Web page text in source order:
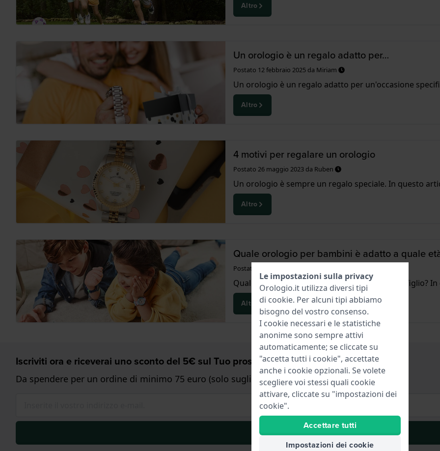
Altro
Un orologio è un regalo adatto per…
Postato 12 febbraio 2025da Miriam
Un orologio è un regalo adatto per un'occasione
Altro
4 motivi per regalare un orologio
Postato 26 maggio 2023da Ruben
Un orologio è sempre un regalo speciale. In questo
Altro
Quale orologio per bambini è adatto a quale
Postato
Quale orologio per bambini è più adatto a tuo figlio?
Altro
Iscriviti ora e riceverai uno sconto del 5€ sul Tuo prossimo orologio.
Da spendere per un ordine di minimo 75 euro (solo sugli orologi)
Iscriviti
Le impostazioni sulla privacy
Orologio.it utilizza diversi tipi
di cookie. Per alcuni tipi abbiamo
bisogno del vostro consenso.
I cookie necessari e le statistiche
anonime sono sempre attivi
automaticamente; se cliccate su
"accetta tutti i cookie", accettate
anche i cookie opzionali. Se volete
scegliere voi stessi quali cookie
attivare, cliccate su "impostazioni dei
cookie".
Accettare tutti
Impostazioni dei cookie